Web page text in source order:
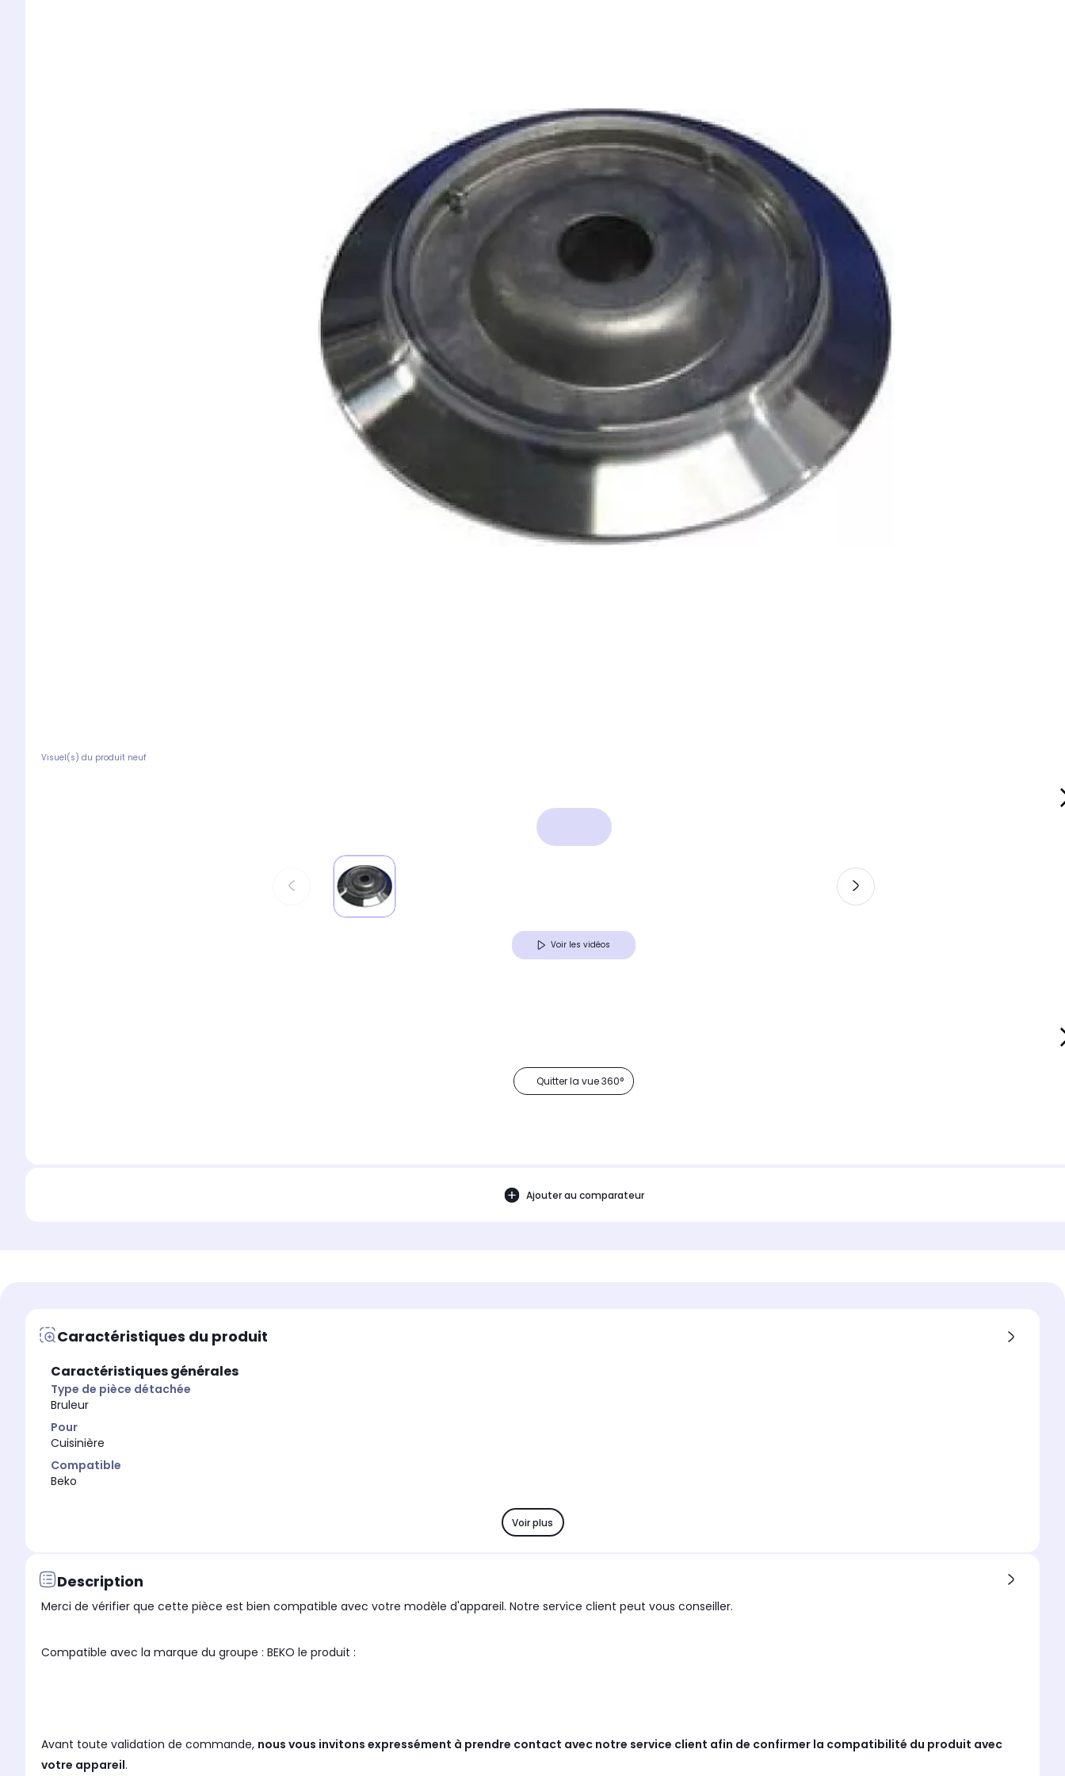
Visuel(s) du produit neuf
Voir les vidéos
Quitter la vue 360°
Ajouter au comparateur
Caractéristiques du produit
Caractéristiques générales
Type de pièce détachée
Bruleur
Pour
Cuisinière
Compatible
Beko
Voir plus
Description
Merci de vérifier que cette pièce est bien compatible avec votre modèle d'appareil. Notre service client peut vous conseiller.
Compatible avec la marque du groupe : BEKO le produit :
Avant toute validation de commande, nous vous invitons expressément à prendre contact avec notre service client afin de confirmer la compatibilité du produit avec
votre appareil.